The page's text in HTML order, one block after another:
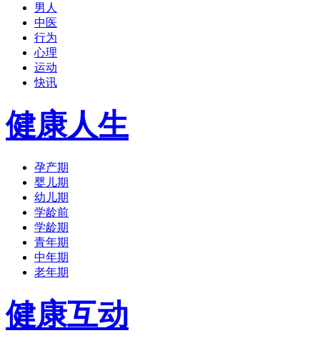
男人
中医
行为
心理
运动
快讯
健康人生
孕产期
婴儿期
幼儿期
学龄前
学龄期
青年期
中年期
老年期
健康互动